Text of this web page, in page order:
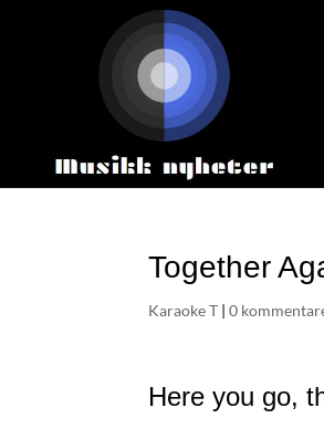
Together
Karaoke T |0
Here you go,